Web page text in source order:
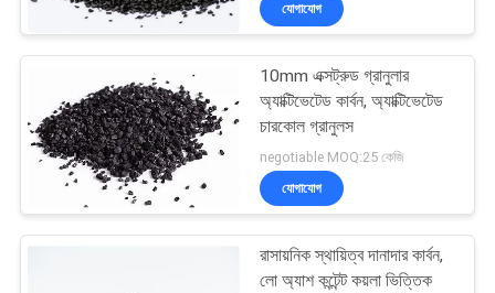
PRIVACY
POLICY
যোগাযোগ
10mm এক্সট্রুড গ্রানুলার
অ্যাক্টিভেটেড কার্বন, অ্যাক্টিভেটেড
চারকোল গ্রানুলস
negotiable MOQ:25 কেজি
যোগাযোগ
রাসায়নিক স্থায়িত্ব দানাদার কার্বন,
লো অ্যাশ কন্টেন্ট কয়লা ভিত্তিক